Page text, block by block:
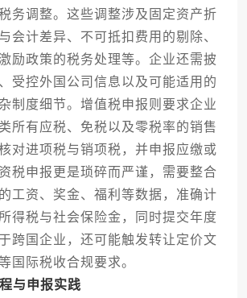
务调整。这些调整涉及固定资产折
会计差异、不可抵扣费用的剔除、
励政策的税务处理等。企业还需披
受控外国公司信息以及可能适用的
制度细节。增值税申报则要求企业
所有应税、免税以及零税率的销售
对进项税与销项税，并申报应缴或
税申报更是琐碎而严谨，需要整合
工资、奖金、福利等数据，准确计
得税与社会保险金，同时提交年度
跨国企业，还可能触发转让定价文
国际税收合规要求。
与申报实践